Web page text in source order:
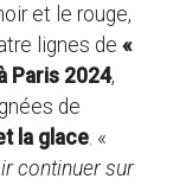
et le rouge,
lignes de «
Paris 2024,
de
la glace . «
continuer sur